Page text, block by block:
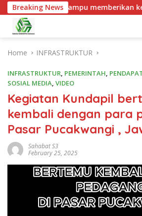
Breaking News
memberikan
Home INFRASTRUKTUR
INFRASTRUKTUR, PEMERINTAH,
SOSIAL MEDIA, VIDEO
Kegiatan Kundapil
kembali dengan para
Pasar Pucakwangi ,
Sahabat S3
February 25, 2025